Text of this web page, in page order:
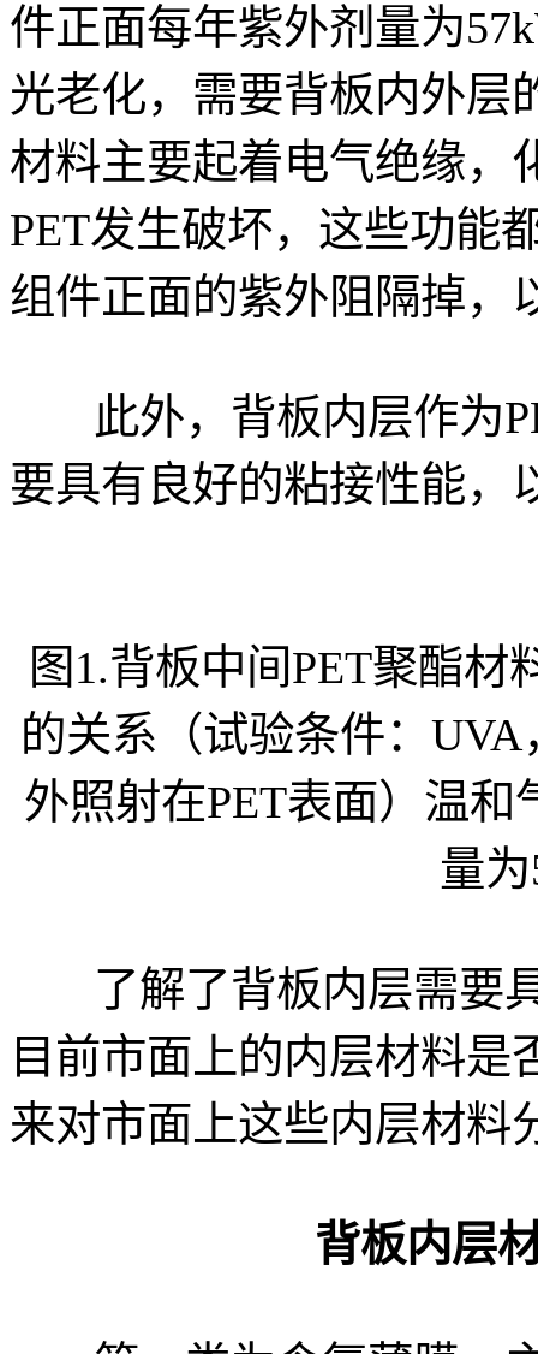
件正面每年紫外剂量为
光老化，需要背板内外层
材料主要起着电气绝缘，
PET发生破坏，这些功能
组件正面的紫外阻隔掉，
此外，背板内层作为
要具有良好的粘接性能，
图1.背板中间PET聚酯
的关系（试验条件：UVA
外照射在PET表面）温
量
了解了背板内层需要具
目前市面上的内层材料
来对市面上这些内层材料
背板内层